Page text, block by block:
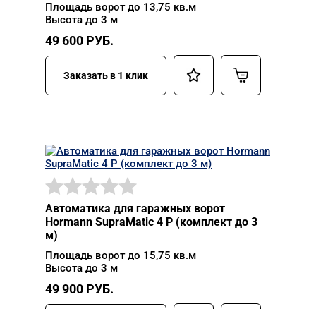
Площадь ворот до 13,75 кв.м
Высота до 3 м
49 600 РУБ.
Заказать в 1 клик
Автоматика для гаражных ворот
Hormann SupraMatic 4 P (комплект до 3
м)
Площадь ворот до 15,75 кв.м
Высота до 3 м
49 900 РУБ.